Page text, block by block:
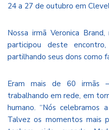
24 a 27 de outubro em
Nossa irmã Veronica
participou deste
partilhando seus dons como
Eram mais de 60 irmãs
trabalhando em rede, em
humano. “Nós celebramos
Talvez os momentos mais